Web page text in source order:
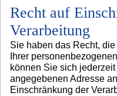
Recht auf
Verarbeitung
Sie haben das Recht,
Ihrer
können Sie sich
angegebenen Adresse
Einschränkung der